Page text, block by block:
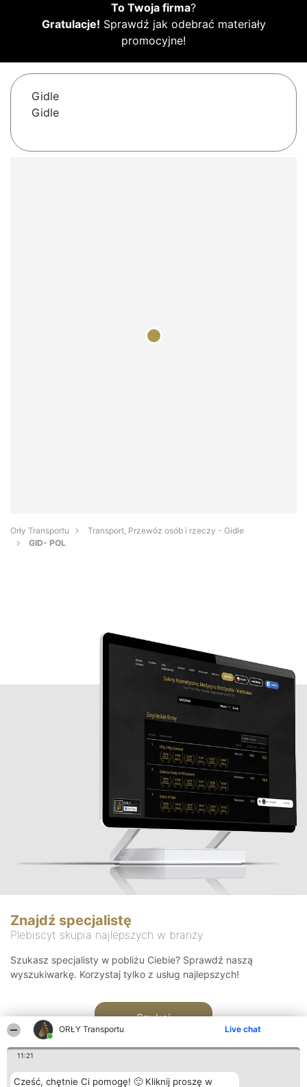
ORŁY Transportu Live chat
11:21
Cześć, chętnie Ci pomogę! 🙂 Kliknij proszę w
To Twoja firma?
Gratulacje! Sprawdź jak odebrać materiały
promocyjne!
Gidle
Gidle
Orły Transportu
Transport, Przewóz osób i rzeczy - Gidle
GID- POL
Znajdź specjalistę
Plebiscyt skupia najlepszych w branży
Szukasz specjalisty w pobliżu Ciebie? Sprawdź naszą
wyszukiwarkę. Korzystaj tylko z usług najlepszych!
Szukaj